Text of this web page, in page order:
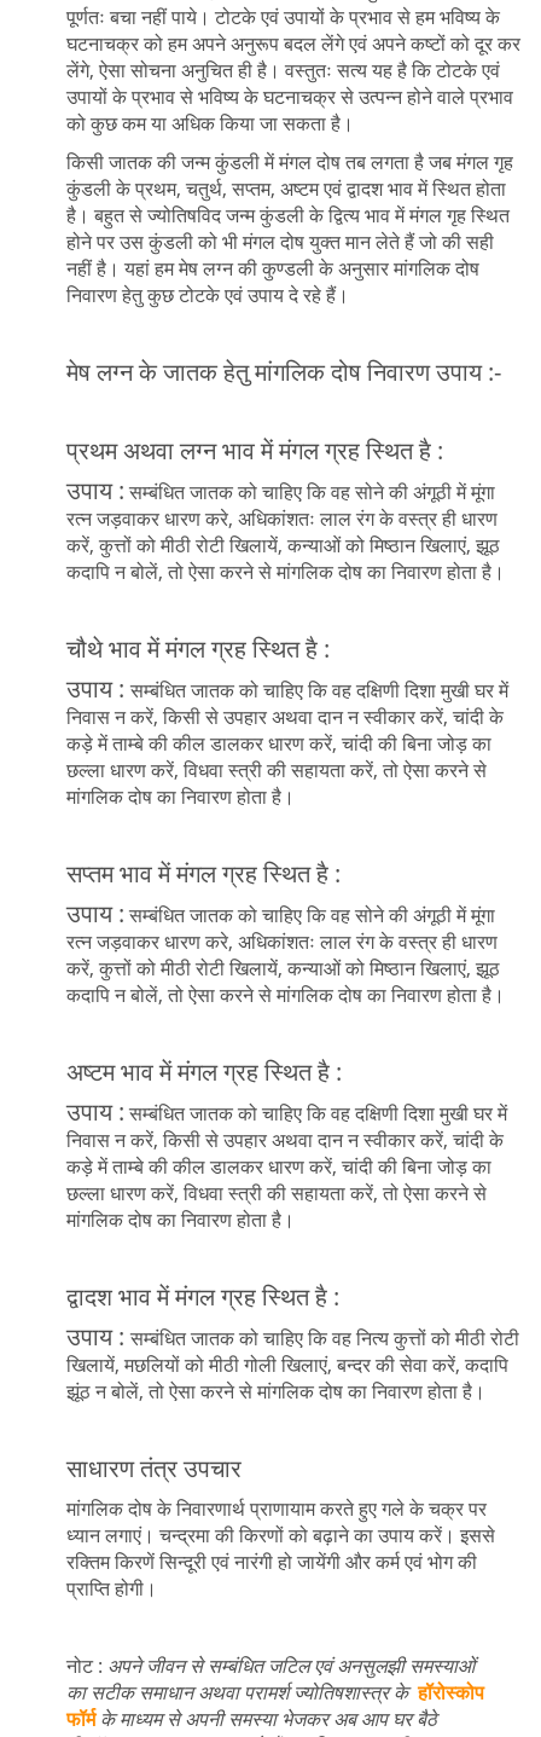
पूर्णतः बचा नहीं पाये। टोटके एवं उपायों के प्रभाव से हम भविष्य के
घटनाचक्र को हम अपने अनुरूप बदल लेंगे एवं अपने कष्टों को दूर कर
लेंगे, ऐसा सोचना अनुचित ही है। वस्तुतः सत्य यह है कि टोटके एवं
उपायों के प्रभाव से भविष्य के घटनाचक्र से उत्पन्न होने वाले प्रभाव
को कुछ कम या अधिक किया जा सकता है।
किसी जातक की जन्म कुंडली में मंगल दोष तब लगता है जब मंगल गृह
कुंडली के प्रथम, चतुर्थ, सप्तम, अष्टम एवं द्वादश भाव में स्थित होता
है। बहुत से ज्योतिषविद जन्म कुंडली के द्वित्य भाव में मंगल गृह स्थित
होने पर उस कुंडली को भी मंगल दोष युक्त मान लेते हैं जो की सही
नहीं है। यहां हम मेष लग्न की कुण्डली के अनुसार मांगलिक दोष
निवारण हेतु कुछ टोटके एवं उपाय दे रहे हैं।
मेष लग्न के जातक हेतु मांगलिक दोष निवारण उपाय :-
प्रथम अथवा लग्न भाव में मंगल ग्रह स्थित है :
उपाय : सम्बंधित जातक को चाहिए कि वह सोने की अंगूठी में मूंगा
रत्न जड़वाकर धारण करे, अधिकांशतः लाल रंग के वस्त्र ही धारण
करें, कुत्तों को मीठी रोटी खिलायें, कन्याओं को मिष्ठान खिलाएं, झूठ
कदापि न बोलें, तो ऐसा करने से मांगलिक दोष का निवारण होता है।
चौथे भाव में मंगल ग्रह स्थित है :
उपाय : सम्बंधित जातक को चाहिए कि वह दक्षिणी दिशा मुखी घर में
निवास न करें, किसी से उपहार अथवा दान न स्वीकार करें, चांदी के
कड़े में ताम्बे की कील डालकर धारण करें, चांदी की बिना जोड़ का
छल्ला धारण करें, विधवा स्त्री की सहायता करें, तो ऐसा करने से
मांगलिक दोष का निवारण होता है।
सप्तम भाव में मंगल ग्रह स्थित है :
उपाय : सम्बंधित जातक को चाहिए कि वह सोने की अंगूठी में मूंगा
रत्न जड़वाकर धारण करे, अधिकांशतः लाल रंग के वस्त्र ही धारण
करें, कुत्तों को मीठी रोटी खिलायें, कन्याओं को मिष्ठान खिलाएं, झूठ
कदापि न बोलें, तो ऐसा करने से मांगलिक दोष का निवारण होता है।
अष्टम भाव में मंगल ग्रह स्थित है :
उपाय : सम्बंधित जातक को चाहिए कि वह दक्षिणी दिशा मुखी घर में
निवास न करें, किसी से उपहार अथवा दान न स्वीकार करें, चांदी के
कड़े में ताम्बे की कील डालकर धारण करें, चांदी की बिना जोड़ का
छल्ला धारण करें, विधवा स्त्री की सहायता करें, तो ऐसा करने से
मांगलिक दोष का निवारण होता है।
द्वादश भाव में मंगल ग्रह स्थित है :
उपाय : सम्बंधित जातक को चाहिए कि वह नित्य कुत्तों को मीठी रोटी
खिलायें, मछलियों को मीठी गोली खिलाएं, बन्दर की सेवा करें, कदापि
झूंठ न बोलें, तो ऐसा करने से मांगलिक दोष का निवारण होता है।
साधारण तंत्र उपचार
मांगलिक दोष के निवारणार्थ प्राणायाम करते हुए गले के चक्र पर
ध्यान लगाएं। चन्द्रमा की किरणों को बढ़ाने का उपाय करें। इससे
रक्तिम किरणें सिन्दूरी एवं नारंगी हो जायेंगी और कर्म एवं भोग की
प्राप्ति होगी।
नोट : अपने जीवन से सम्बंधित जटिल एवं अनसुलझी समस्याओं
का सटीक समाधान अथवा परामर्श ज्योतिषशास्त्र केहॉरोस्कोप
फॉर्म के माध्यम से अपनी समस्या भेजकर अब आप घर बैठे